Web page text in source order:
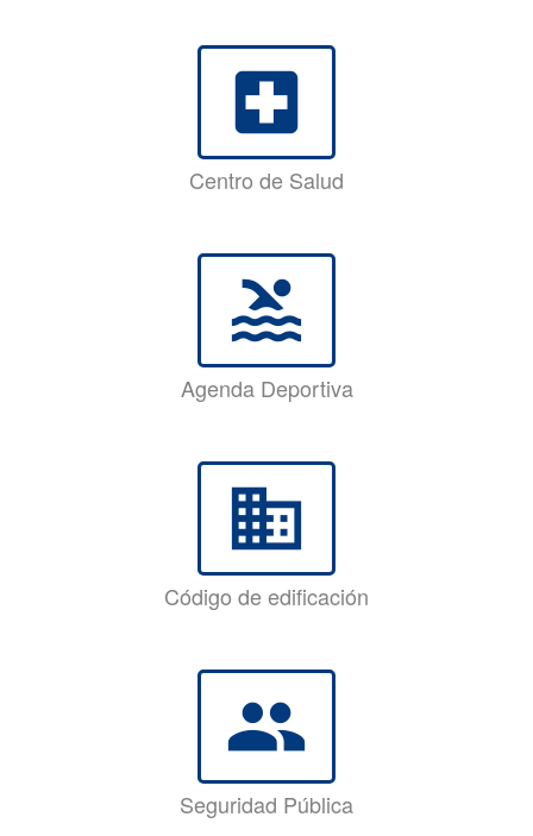
local_hospital
Centro de Salud
pool
Agenda Deportiva
business
Código de edificación
group
Seguridad Pública